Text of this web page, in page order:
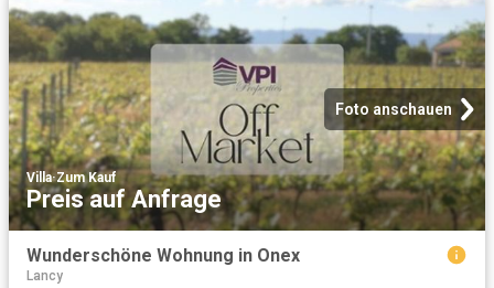
Foto anschauen
Villa·Zum Kauf
Preis auf Anfrage
Wunderschöne Wohnung in Onex
Lancy